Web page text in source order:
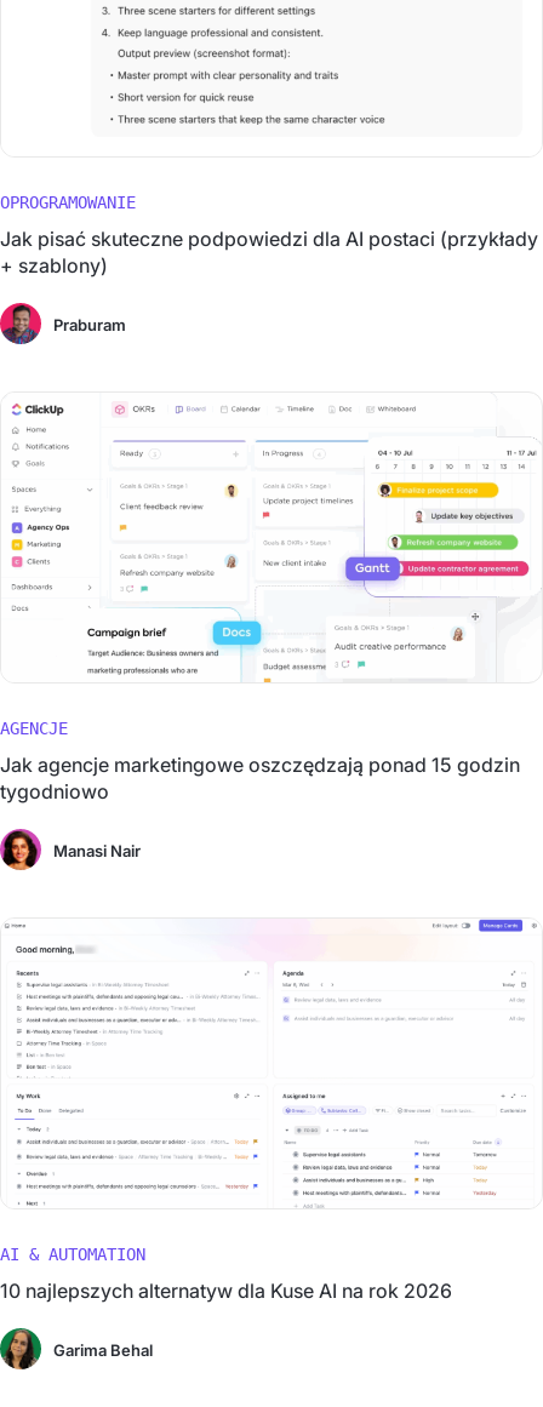
OPROGRAMOWANIE
Jak pisać skuteczne podpowiedzi dla AI postaci (przykłady
+ szablony)
Praburam
AGENCJE
Jak agencje marketingowe oszczędzają ponad 15 godzin
tygodniowo
Manasi Nair
AI & AUTOMATION
10 najlepszych alternatyw dla Kuse AI na rok 2026
Garima Behal